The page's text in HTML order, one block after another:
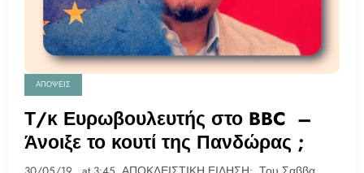
ΑΠΟΨΕΙΣ
Τ/κ Ευρωβουλευτής στο BBC –
Άνοιξε το κουτί της Πανδώρας ;